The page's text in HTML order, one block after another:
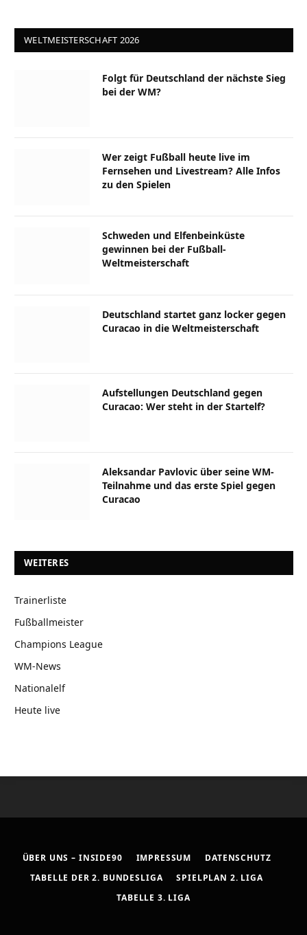
WELTMEISTERSCHAFT 2026
Folgt für Deutschland der nächste Sieg
bei der WM?
Wer zeigt Fußball heute live im
Fernsehen und Livestream? Alle Infos
zu den Spielen
Schweden und Elfenbeinküste
gewinnen bei der Fußball-
Weltmeisterschaft
Deutschland startet ganz locker gegen
Curacao in die Weltmeisterschaft
Aufstellungen Deutschland gegen
Curacao: Wer steht in der Startelf?
Aleksandar Pavlovic über seine WM-
Teilnahme und das erste Spiel gegen
Curacao
WEITERES
Trainerliste
Fußballmeister
Champions League
WM-News
Nationalelf
Heute live
ÜBER UNS – INSIDE90 IMPRESSUM
DATENSCHUTZ
TABELLE DER 2. BUNDESLIGA
SPIELPLAN 2. LIGA
TABELLE 3. LIGA